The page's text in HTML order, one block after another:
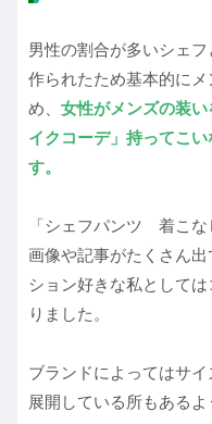
男性の割合が多いシェ
作られたため基本的に
め、 女性がメンズの装
イクコーデ」持ってこ
す。
「シェフパンツ 着こ
画像や記事がたくさん
ション好きな私として
りました。
ブランドによってはサ
展開している所もあるよ